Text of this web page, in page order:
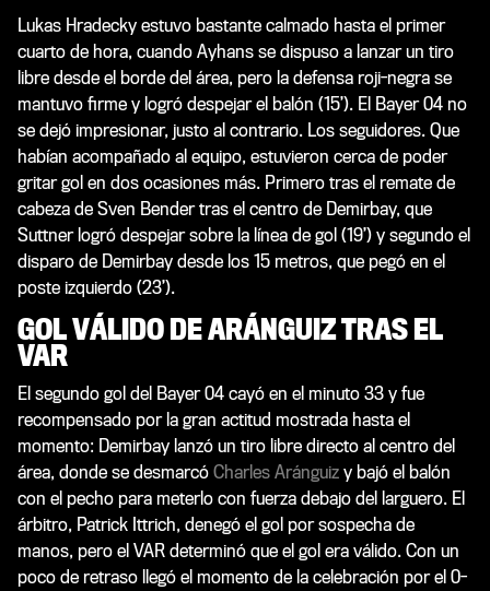
Lukas Hradecky estuvo bastante calmado hasta el primer
cuarto de hora, cuando Ayhans se dispuso a lanzar un tiro
libre desde el borde del área, pero la defensa roji-negra se
mantuvo firme y logró despejar el balón (15’). El Bayer 04 no
se dejó impresionar, justo al contrario. Los seguidores. Que
habían acompañado al equipo, estuvieron cerca de poder
gritar gol en dos ocasiones más. Primero tras el remate de
cabeza de Sven Bender tras el centro de Demirbay, que
Suttner logró despejar sobre la línea de gol (19’) y segundo el
disparo de Demirbay desde los 15 metros, que pegó en el
poste izquierdo (23’).
GOL VÁLIDO DE ARÁNGUIZ TRAS EL
VAR
El segundo gol del Bayer 04 cayó en el minuto 33 y fue
recompensado por la gran actitud mostrada hasta el
momento: Demirbay lanzó un tiro libre directo al centro del
área, donde se desmarcó Charles Aránguiz y bajó el balón
con el pecho para meterlo con fuerza debajo del larguero. El
árbitro, Patrick Ittrich, denegó el gol por sospecha de
manos, pero el VAR determinó que el gol era válido. Con un
poco de retraso llegó el momento de la celebración por el 0-